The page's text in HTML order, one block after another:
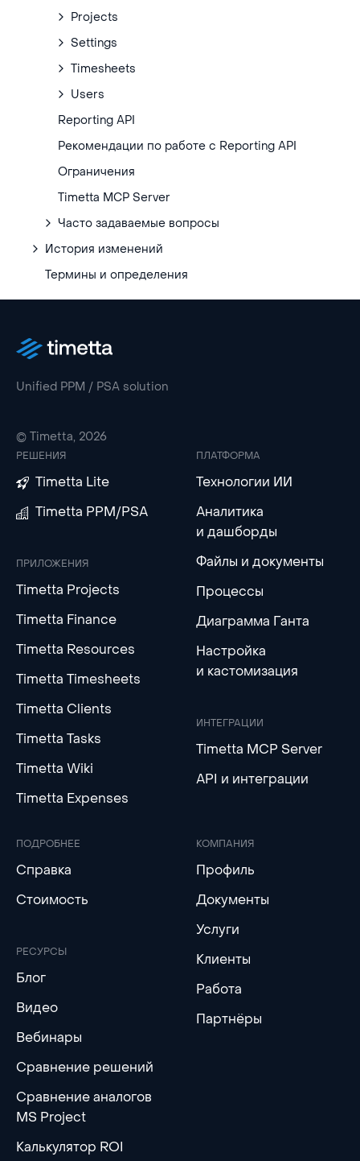
Projects
Settings
Timesheets
Users
Reporting API
Рекомендации по работе с Reporting API
Ограничения
Timetta MCP Server
Часто задаваемые вопросы
История изменений
Термины и определения
Unified PPM / PSA solution
© Timetta, 2026
РЕШЕНИЯ
Timetta Lite
Timetta PPM/PSA
ПРИЛОЖЕНИЯ
Timetta Projects
Timetta Finance
Timetta Resources
Timetta Timesheets
Timetta Clients
Timetta Tasks
Timetta Wiki
Timetta Expenses
ПЛАТФОРМА
Технологии ИИ
Аналитика
и дашборды
Файлы и документы
Процессы
Диаграмма Ганта
Настройка
и кастомизация
ИНТЕГРАЦИИ
Timetta MCP Server
API и интеграции
ПОДРОБНЕЕ
Справка
Стоимость
РЕСУРСЫ
Блог
Видео
Вебинары
Сравнение решений
Сравнение аналогов
MS Project
Калькулятор ROI
КОМПАНИЯ
Профиль
Документы
Услуги
Клиенты
Работа
Партнёры